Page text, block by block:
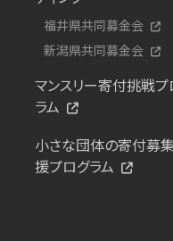
福井県共同募金会
新潟県共同募金会
マンスリー寄付挑戦プ
ラム
小さな団体の寄付募
援プログラム